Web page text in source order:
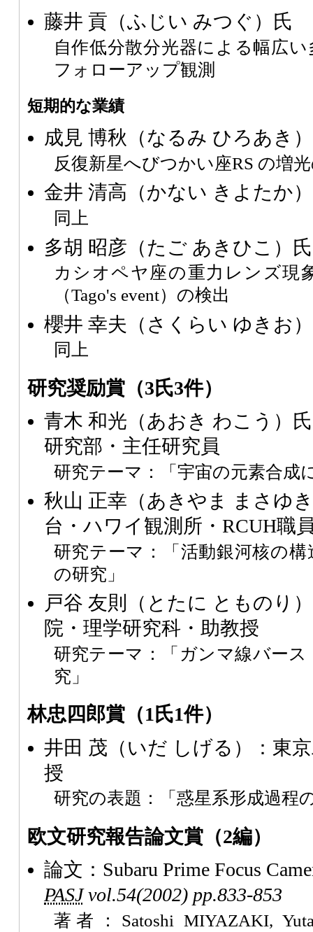
藤井 貢（ふじい みつぐ）氏
自作低分散分光器による幅広
フォローアップ観測
短期的な業績
成見 博秋（なるみ ひろあき
反復新星へびつかい座RS の増
金井 清高（かない きよたか
同上
多胡 昭彦（たご あきひこ）氏
カシオペヤ座の重力レンズ現
（Tago's event）の検出
櫻井 幸夫（さくらい ゆきお
同上
研究奨励賞（3氏3件）
青木 和光（あおき わこう）
研究部・主任研究員
研究テーマ：「宇宙の元素合成
秋山 正幸（あきやま まさゆ
台・ハワイ観測所・RCUH職
研究テーマ：「活動銀河核の
の研究」
戸谷 友則（とたに とものり
院・理学研究科・助教授
研究テーマ：「ガンマ線バー
究」
林忠四郎賞（1氏1件）
井田 茂（いだ しげる）：東
授
研究の表題：「惑星系形成過程
欧文研究報告論文賞（2編）
論文：Subaru Prime Focus
PASJvol.54(2002) pp.833-853
著者：Satoshi MIYAZAKI,